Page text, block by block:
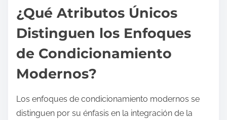
¿Qué Atributos Únicos
Distinguen los Enfoques
de Condicionamiento
Modernos?
Los enfoques de condicionamiento modernos se
distinguen por su énfasis en la integración de la